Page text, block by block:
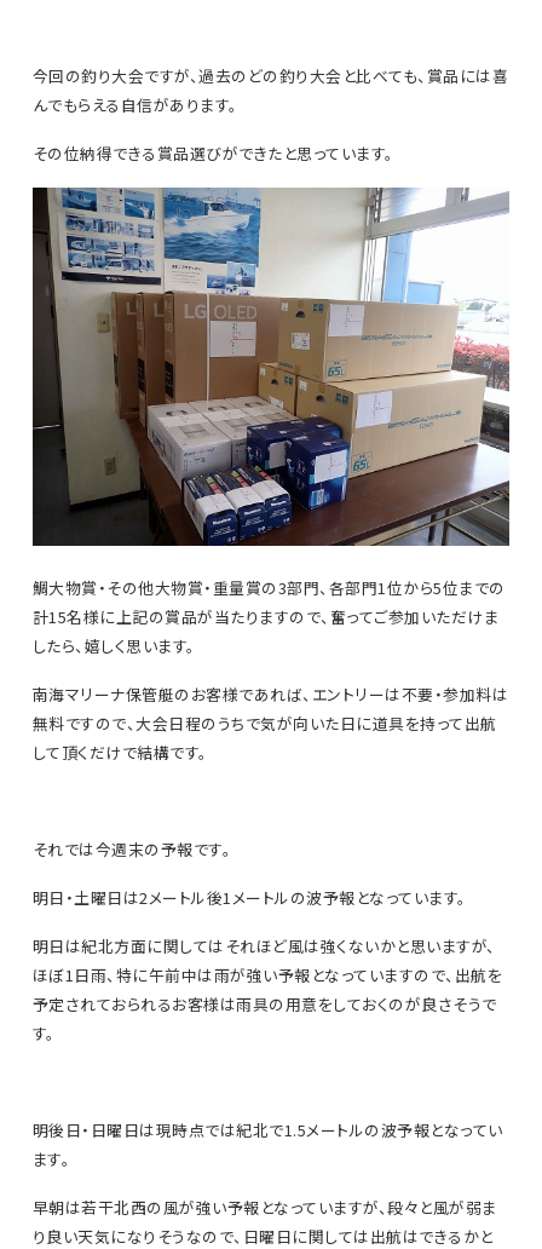
今回の釣り大会ですが、過去のどの釣り大会と比べても、賞品には喜
んでもらえる自信があります。
その位納得できる賞品選びができたと思っています。
鯛大物賞・その他大物賞・重量賞の3部門、各部門1位から5位までの
計15名様に上記の賞品が当たりますので、奮ってご参加いただけま
したら、嬉しく思います。
南海マリーナ保管艇のお客様であれば、エントリーは不要・参加料は
無料ですので、大会日程のうちで気が向いた日に道具を持って出航
して頂くだけで結構です。
それでは今週末の予報です。
明日・土曜日は2メートル後1メートルの波予報となっています。
明日は紀北方面に関してはそれほど風は強くないかと思いますが、
ほぼ1日雨、特に午前中は雨が強い予報となっていますので、出航を
予定されておられるお客様は雨具の用意をしておくのが良さそうで
す。
明後日・日曜日は現時点では紀北で1.5メートルの波予報となってい
ます。
早朝は若干北西の風が強い予報となっていますが、段々と風が弱ま
り良い天気になりそうなので、日曜日に関しては出航はできるかと